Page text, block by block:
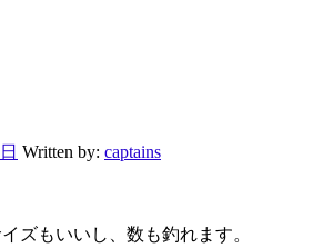
Written by: captains
ズもいいし、数も釣れます。